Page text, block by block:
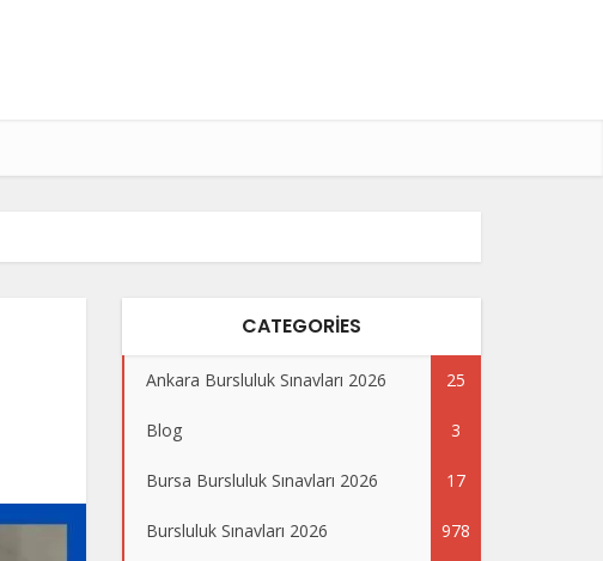
CATEGORIES
Ankara Bursluluk Sınavları 2026 25
Blog 3
Bursa Bursluluk Sınavları 2026 17
Bursluluk Sınavları 2026 978